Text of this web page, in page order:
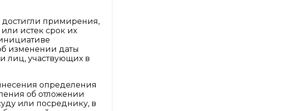
достигли примирения,
истек срок их
изменении даты
лиц, участвующих в
определения
об отложении
или посреднику, в